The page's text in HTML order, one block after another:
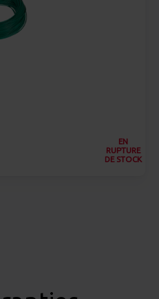
EN
RUPTURE
DE STOCK